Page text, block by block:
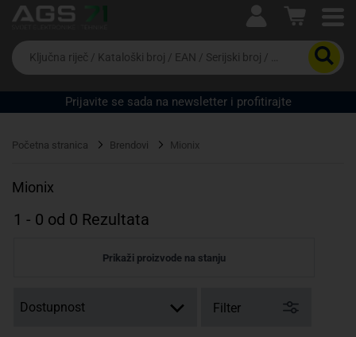
Ova postavka prilagođava asortiman proizvoda i
cijene vašim potrebama.
Da
biste
potražili
proizvod,
unesite
riječ,
EAN
serijski
Prijavite se sada na newsletter i profitirajte
Početna stranica Brendovi Mionix
Mionix
1 - 0 od 0 Rezultata
Prikaži proizvode na stanju
Filter